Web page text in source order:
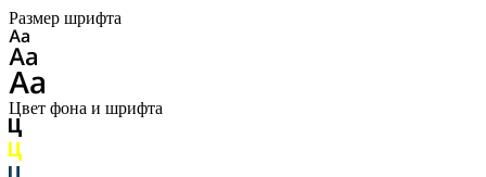
Размер шрифта
Цвет фона и шрифта